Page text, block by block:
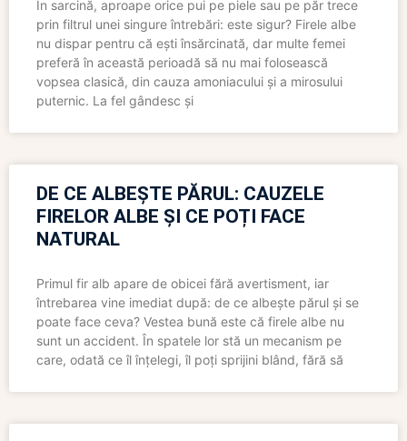
În sarcină, aproape orice pui pe piele sau pe păr trece
prin filtrul unei singure întrebări: este sigur? Firele albe
nu dispar pentru că ești însărcinată, dar multe femei
preferă în această perioadă să nu mai folosească
vopsea clasică, din cauza amoniacului și a mirosului
puternic. La fel gândesc și
DE CE ALBEȘTE PĂRUL: CAUZELE
FIRELOR ALBE ȘI CE POȚI FACE
NATURAL
Primul fir alb apare de obicei fără avertisment, iar
întrebarea vine imediat după: de ce albește părul și se
poate face ceva? Vestea bună este că firele albe nu
sunt un accident. În spatele lor stă un mecanism pe
care, odată ce îl înțelegi, îl poți sprijini blând, fără să